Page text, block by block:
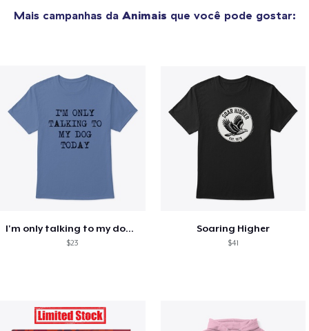
Mais campanhas da Animais que você pode gostar:
I'm only talking to my dog today
$23
Soaring Higher
$41